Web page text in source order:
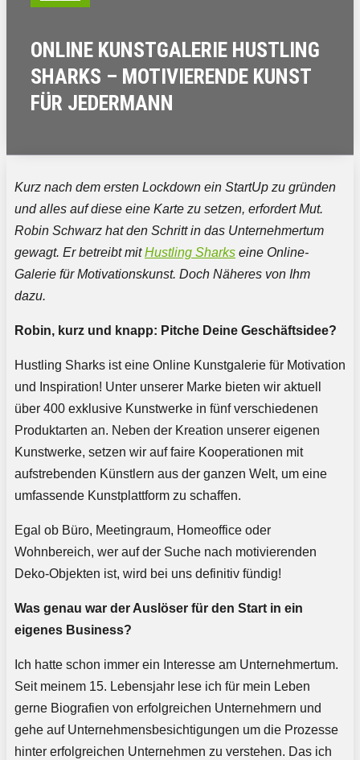
ONLINE KUNSTGALERIE HUSTLING
SHARKS – MOTIVIERENDE KUNST
FÜR JEDERMANN
Kurz nach dem ersten Lockdown ein StartUp zu gründen
und alles auf diese eine Karte zu setzen, erfordert Mut.
Robin Schwarz hat den Schritt in das Unternehmertum
gewagt. Er betreibt mitHustling Sharks eine Online-
Galerie für Motivationskunst. Doch Näheres von Ihm
dazu.
Robin, kurz und knapp: Pitche Deine Geschäftsidee?
Hustling Sharks ist eine Online Kunstgalerie für Motivation
und Inspiration! Unter unserer Marke bieten wir aktuell
über 400 exklusive Kunstwerke in fünf verschiedenen
Produktarten an. Neben der Kreation unserer eigenen
Kunstwerke, setzen wir auf faire Kooperationen mit
aufstrebenden Künstlern aus der ganzen Welt, um eine
umfassende Kunstplattform zu schaffen.
Egal ob Büro, Meetingraum, Homeoffice oder
Wohnbereich, wer auf der Suche nach motivierenden
Deko-Objekten ist, wird bei uns definitiv fündig!
Was genau war der Auslöser für den Start in ein
eigenes Business?
Ich hatte schon immer ein Interesse am Unternehmertum.
Seit meinem 15. Lebensjahr lese ich für mein Leben
gerne Biografien von erfolgreichen Unternehmern und
gehe auf Unternehmensbesichtigungen um die Prozesse
hinter erfolgreichen Unternehmen zu verstehen. Das ich